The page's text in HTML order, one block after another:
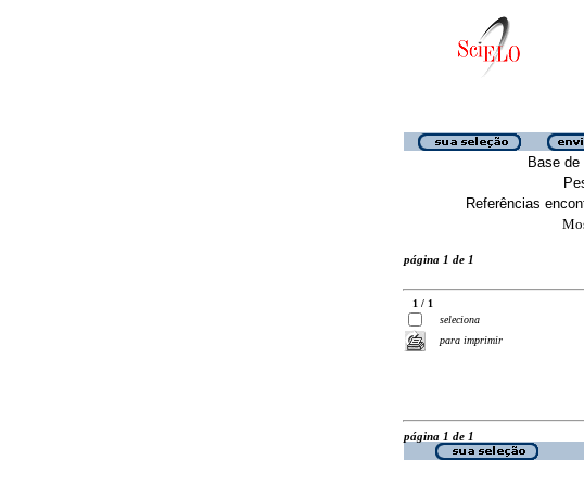
Base de
Referências
página 1 de 1
1 / 1
seleciona
para imprimir
página 1 de 1